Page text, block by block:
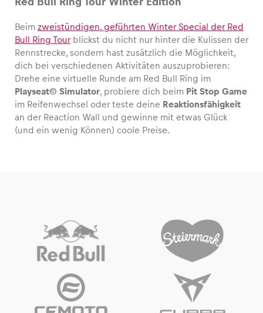
Beim zweistündigen, geführten Winter Special der Red
Bull Ring Tourblickst du nicht nur hinter die Kulissen der
Rennstrecke, sondern hast zusätzlich die Möglichkeit,
dich bei verschiedenen Aktivitäten auszuprobieren:
Drehe eine virtuelle Runde am Red Bull Ring im
Playseat© Simulator, probiere dich beim Pit Stop Game
im Reifenwechsel oder teste deine Reaktionsfähigkeit
an der Reaction Wall und gewinne mit etwas Glück
(und ein wenig Können) coole Preise.